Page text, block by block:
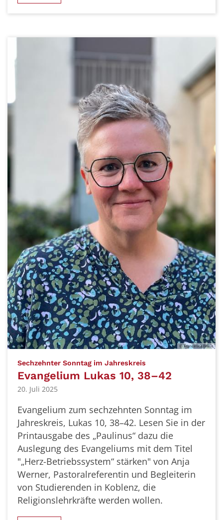
© Francesca Bräse
Sechzehnter Sonntag im Jahreskreis
Evangelium Lukas 10, 38–42
20. Juli 2025
Evangelium zum sechzehnten Sonntag im
Jahreskreis, Lukas 10, 38–42. Lesen Sie in der
Printausgabe des „Paulinus“ dazu die
Auslegung des Evangeliums mit dem Titel
"„Herz-Betriebssystem“ stärken" von Anja
Werner, Pastoralreferentin und Begleiterin
von Studierenden in Koblenz, die
Religionslehrkräfte werden wollen.